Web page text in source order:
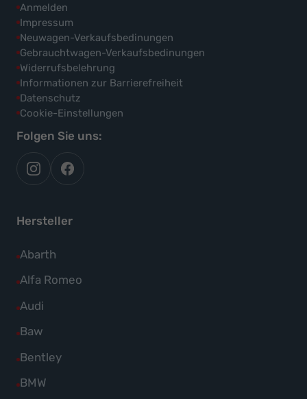
Anmelden
Impressum
Neuwagen-Verkaufsbedinungen
Gebrauchtwagen-Verkaufsbedinungen
Widerrufsbelehrung
Informationen zur Barrierefreiheit
Datenschutz
Cookie-Einstellungen
Folgen Sie uns:
autoflex
auf
autoflex24
auf
Hersteller
Abarth
Alle
Fahrzeuge
Abarth
anzeigen
Alfa Romeo
Alle
Fahrzeuge
Alfa
Romeo
anzeigen
Audi
Alle
Fahrzeuge
Audi
anzeigen
Baw
Alle
Fahrzeuge
Baw
Bentley
Alle
Fahrzeuge
BMW
Alle